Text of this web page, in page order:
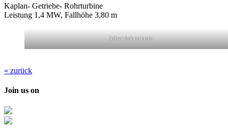
Kaplan- Getriebe- Rohrturbine
Leistung 1,4 MW, Fallhöhe 3,80 m
Inbetriebnahme
« zurück
Join us on